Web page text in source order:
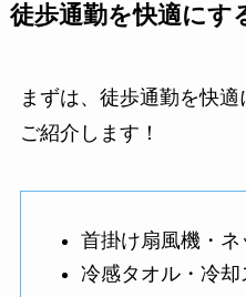
徒歩通勤を快適にす
まずは、徒歩通勤を快
ご紹介します！
首掛け扇風機・
冷感タオル・冷却